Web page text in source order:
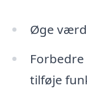
Øge
tilføje